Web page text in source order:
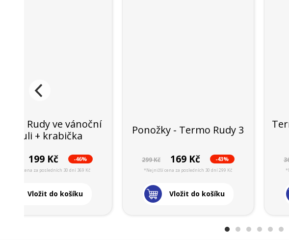
Rudy ve vánoční
kouli + krabička
199 Kč -46%
*Nejnižší cena za posledních 30 dní 369 Kč
Vložit do košíku
Ponožky - Termo Rudy 3
299 Kč 169 Kč -43%
*Nejnižší cena za posledních 30 dní 299 Kč
Vložit do košíku